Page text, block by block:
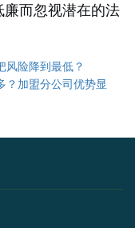
而忽视潜在的法
风险降到最低？
？加盟分公司优势显